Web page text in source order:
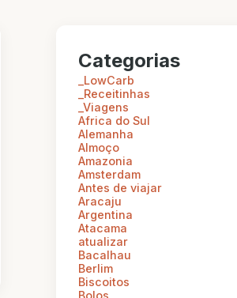
Categorias
_LowCarb
_Receitinhas
_Viagens
Africa do Sul
Alemanha
Almoço
Amazonia
Amsterdam
Antes de viajar
Aracaju
Argentina
Atacama
atualizar
Bacalhau
Berlim
Biscoitos
Bolos